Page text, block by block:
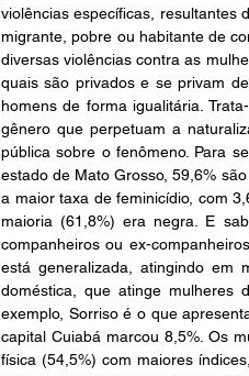
violências específicas, resultantes
migrante, pobre ou habitante de
diversas violências contra as
quais são privados e se privam
homens de forma igualitária.
gênero que perpetuam a
pública sobre o fenômeno. Para
estado de Mato Grosso, 59,6%
a maior taxa de feminicídio, com
maioria (61,8%) era negra. E
companheiros ou ex-
está generalizada, atingindo em
doméstica, que atinge mulheres
exemplo, Sorriso é o que
capital Cuiabá marcou 8,5%. Os
física (54,5%) com maiores